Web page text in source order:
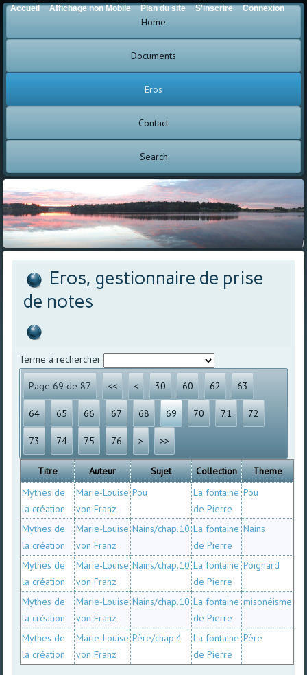
Home
Documents
Eros
Contact
Search
Eros, gestionnaire de prise
de notes
Terme à rechercher
Page 69 de 87 << < 30 60 62 63
64 65 66 67 68 69 70 71 72
73 74 75 76 > >>
Titre Auteur Sujet Collection
Theme
Mythes de
la création
Marie-Louise
von Franz
Pou
La fontaine
de Pierre
Pou
Mythes de
la création
Marie-Louise
von Franz
Nains/chap.10 La fontaine
de Pierre
Nains
Mythes de
la création
Marie-Louise
von Franz
Nains/chap.10 La fontaine
de Pierre
Poignard
Mythes de
la création
Marie-Louise
von Franz
Nains/chap.10 La fontaine
de Pierre
misonéisme
Mythes de
la création
Marie-Louise
von Franz
Père/chap.4
La fontaine
de Pierre
Père
Accueil Affichage non Mobile Plan du site S'inscrire Connexion